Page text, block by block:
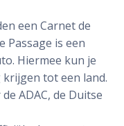
een Carnet de
Passage is een
Hiermee kun je
tot een land.
ADAC, de Duitse